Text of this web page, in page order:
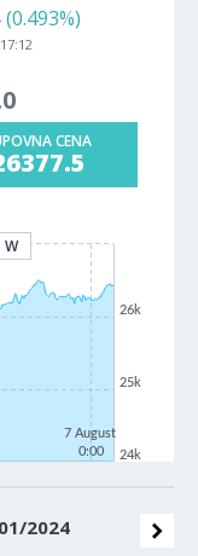
(0.493%)
CENA
W
7 August
0:00
24k
25k
26k
2024